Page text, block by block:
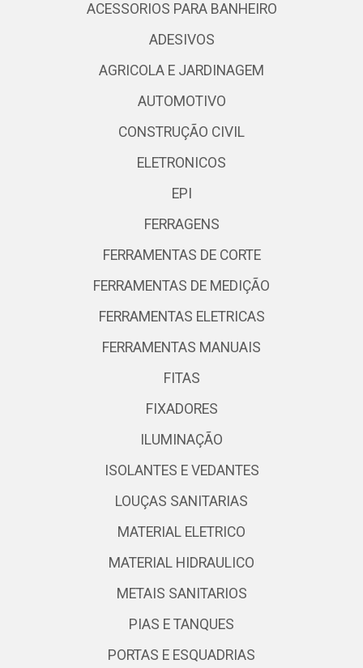
ACESSORIOS PARA BANHEIRO
ADESIVOS
AGRICOLA E JARDINAGEM
AUTOMOTIVO
CONSTRUÇÃO CIVIL
ELETRONICOS
EPI
FERRAGENS
FERRAMENTAS DE CORTE
FERRAMENTAS DE MEDIÇÃO
FERRAMENTAS ELETRICAS
FERRAMENTAS MANUAIS
FITAS
FIXADORES
ILUMINAÇÃO
ISOLANTES E VEDANTES
LOUÇAS SANITARIAS
MATERIAL ELETRICO
MATERIAL HIDRAULICO
METAIS SANITARIOS
PIAS E TANQUES
PORTAS E ESQUADRIAS